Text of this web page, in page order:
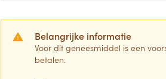
Belangrijke informatie
Voor dit geneesmiddel is een
betalen.